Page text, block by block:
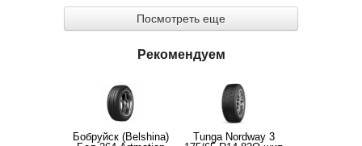
Посмотреть еще
Рекомендуем
Бобруйск (Belshina)
Tunga Nordway 3